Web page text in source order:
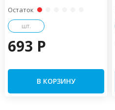
Остаток
шт.
693 P
В КОРЗИНУ